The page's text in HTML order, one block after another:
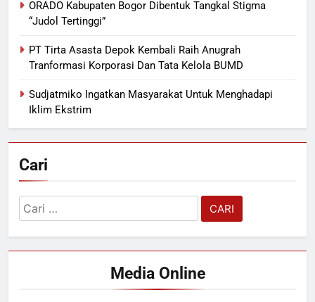
ORADO Kabupaten Bogor Dibentuk Tangkal Stigma
“Judol Tertinggi”
PT Tirta Asasta Depok Kembali Raih Anugrah
Tranformasi Korporasi Dan Tata Kelola BUMD
Sudjatmiko Ingatkan Masyarakat Untuk Menghadapi
Iklim Ekstrim
Cari
Cari
untuk:
Media Online